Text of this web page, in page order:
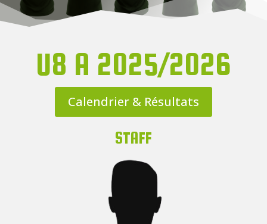
U8 A 2025/2026
Calendrier & Résultats
STAFF